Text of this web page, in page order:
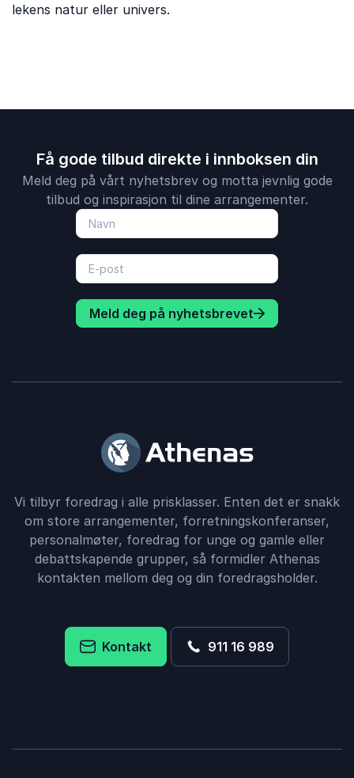
lekens natur eller univers.
Få gode tilbud direkte i innboksen din
Meld deg på vårt nyhetsbrev og motta jevnlig gode
tilbud og inspirasjon til dine arrangementer.
Meld deg på nyhetsbrevet
Vi tilbyr foredrag i alle prisklasser. Enten det er snakk
om store arrangementer, forretningskonferanser,
personalmøter, foredrag for unge og gamle eller
debattskapende grupper, så formidler Athenas
kontakten mellom deg og din foredragsholder.
Kontakt 911 16 989